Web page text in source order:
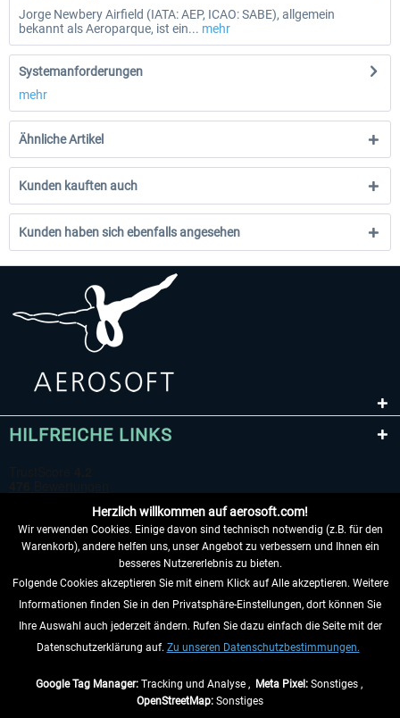
Jorge Newbery Airfield (IATA: AEP, ICAO: SABE), allgemein
bekannt als Aeroparque, ist ein... mehr
Systemanforderungen
mehr
Ähnliche Artikel
Kunden kauften auch
Kunden haben sich ebenfalls angesehen
HILFREICHE LINKS
VERTRAG WIDERRUFEN
INFORMATIONEN
Herzlich willkommen auf aerosoft.com!
Wir verwenden Cookies. Einige davon sind technisch notwendig (z.B. für den
Warenkorb), andere helfen uns, unser Angebot zu verbessern und Ihnen ein
besseres Nutzererlebnis zu bieten.
Folgende Cookies akzeptieren Sie mit einem Klick auf Alle akzeptieren. Weitere
Informationen finden Sie in den Privatsphäre-Einstellungen, dort können Sie
Ihre Auswahl auch jederzeit ändern. Rufen Sie dazu einfach die Seite mit der
Datenschutzerklärung auf. Zu unseren Datenschutzbestimmungen.
Google Tag Manager:Tracking und Analyse , Meta Pixel:Sonstiges ,
OpenStreetMap: Sonstiges